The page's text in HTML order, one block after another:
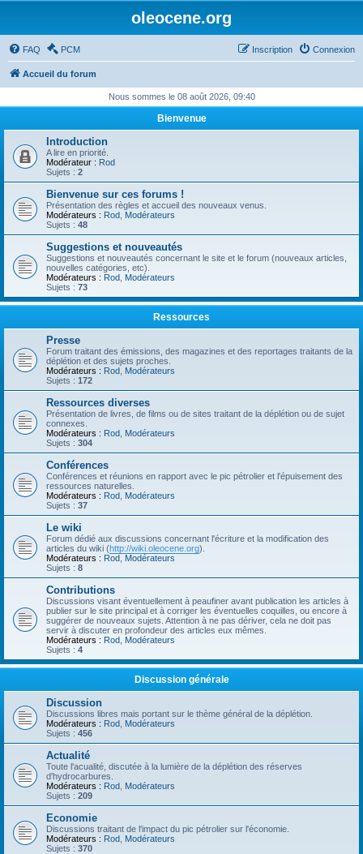
oleocene.org
FAQ PCM Connexion
Inscription
Accueil du forum
Nous sommes le 08 août 2026, 09:40
Bienvenue
Introduction
A lire en priorité.
Modérateur : Rod
Sujets : 2
Bienvenue sur ces forums !
Présentation des règles et accueil des nouveaux venus.
Modérateurs : Rod Modérateurs
Sujets : 48
Suggestions et nouveautés
Suggestions et nouveautés concernant le site et le forum (nouveaux articles,
nouvelles catégories, etc).
Modérateurs : Rod Modérateurs
Sujets : 73
Ressources
Presse
Forum traitant des émissions, des magazines et des reportages traitants de la
déplétion et des sujets proches.
Modérateurs : Rod Modérateurs
Sujets : 172
Ressources diverses
Présentation de livres, de films ou de sites traitant de la déplétion ou de sujet
connexes.
Modérateurs : Rod Modérateurs
Sujets : 304
Conférences
Conférences et réunions en rapport avec le pic pétrolier et l'épuisement des
ressources naturelles.
Modérateurs : Rod Modérateurs
Sujets : 37
Le wiki
Forum dédié aux discussions concernant l'écriture et la modification des
articles du wiki (http://wiki.oleocene.org).
Modérateurs : Rod Modérateurs
Sujets : 8
Contributions
Discussions visant éventuellement à peaufiner avant publication les articles à
publier sur le site principal et à corriger les éventuelles coquilles, ou encore à
suggérer de nouveaux sujets. Attention à ne pas dériver, cela ne doit pas
servir à discuter en profondeur des articles eux mêmes.
Modérateurs : Rod Modérateurs
Sujets : 4
Discussion générale
Discussion
Discussions libres mais portant sur le thème général de la déplétion.
Modérateurs : Rod Modérateurs
Sujets : 456
Actualité
Toute l'acualité, discutée à la lumière de la déplétion des réserves
d'hydrocarbures.
Modérateurs : Rod Modérateurs
Sujets : 209
Economie
Discussions traitant de l'impact du pic pétrolier sur l'économie.
Modérateurs : Rod Modérateurs
Sujets : 370